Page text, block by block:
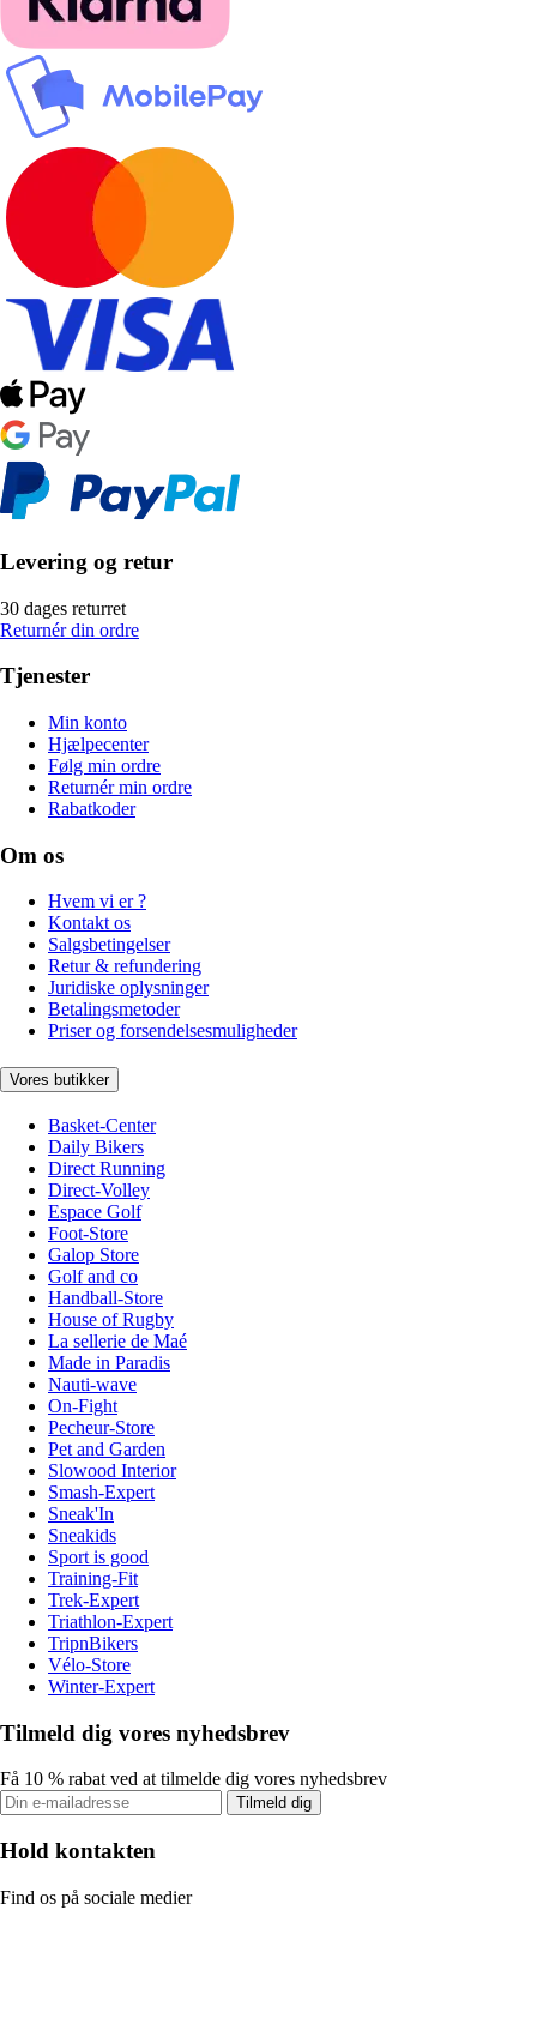
Levering og retur
30 dages returret
Returnér din ordre
Tjenester
Min konto
Hjælpecenter
Følg min ordre
Returnér min ordre
Rabatkoder
Om os
Hvem vi er ?
Kontakt os
Salgsbetingelser
Retur & refundering
Juridiske oplysninger
Betalingsmetoder
Priser og forsendelsesmuligheder
Vores butikker
Basket-Center
Daily Bikers
Direct Running
Direct-Volley
Espace Golf
Foot-Store
Galop Store
Golf and co
Handball-Store
House of Rugby
La sellerie de Maé
Made in Paradis
Nauti-wave
On-Fight
Pecheur-Store
Pet and Garden
Slowood Interior
Smash-Expert
Sneak'In
Sneakids
Sport is good
Training-Fit
Trek-Expert
Triathlon-Expert
TripnBikers
Vélo-Store
Winter-Expert
Tilmeld dig vores nyhedsbrev
Få 10 % rabat ved at tilmelde dig vores nyhedsbrev
Tilmeld dig
Hold kontakten
Find os på sociale medier